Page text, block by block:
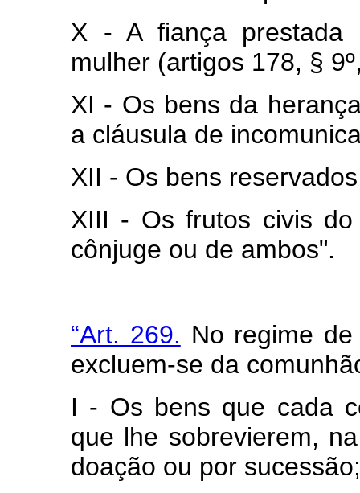
X - A fiança prestada
mulher (artigos 178, §
XI - Os bens da
a cláusula de
XII - Os bens
XIII - Os frutos civis
cônjuge ou de ambos".
“Art. 269. No regime
excluem-se da
I - Os bens que cada
que lhe sobrevierem,
doação ou por sucessão;